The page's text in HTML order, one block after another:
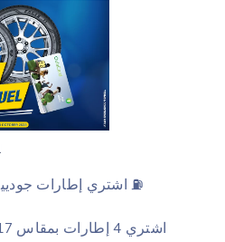
اشتري إطارات جوديير واحصل على وقود مجاني ⛽